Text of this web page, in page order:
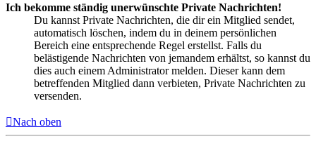
Ich bekomme ständig unerwünschte Private Nachrichten!
Du kannst Private Nachrichten, die dir ein Mitglied sendet,
automatisch löschen, indem du in deinem persönlichen
Bereich eine entsprechende Regel erstellst. Falls du
belästigende Nachrichten von jemandem erhältst, so kannst du
dies auch einem Administrator melden. Dieser kann dem
betreffenden Mitglied dann verbieten, Private Nachrichten zu
versenden.
Nach oben